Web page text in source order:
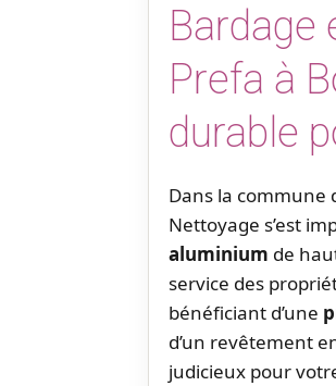
Bardage
Prefa à
durable
Dans la commune
Nettoyage s’est
aluminium de
service des
bénéficiant d’une
d’un revêtement
judicieux pour